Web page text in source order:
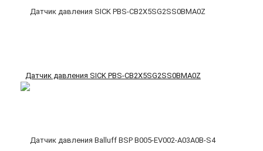
Датчик давления SICK PBS-CB2X5SG2SS0BMA0Z